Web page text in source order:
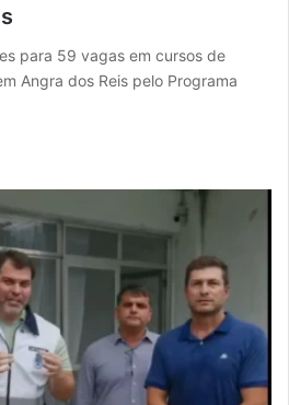
para 59 vagas em cursos de
Angra dos Reis pelo Programa